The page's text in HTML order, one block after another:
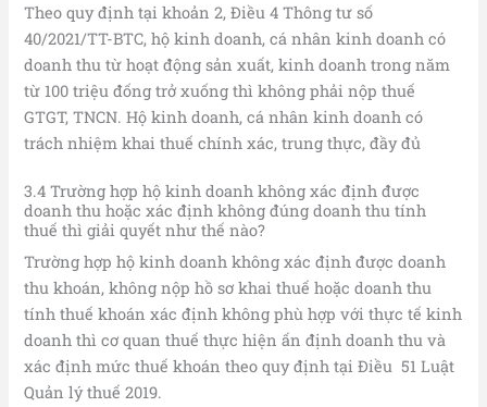
Theo quy định tại khoản 2, Điều 4 Thông tư số
40/2021/TT-BTC, hộ kinh doanh, cá nhân kinh doanh có
doanh thu từ hoạt động sản xuất, kinh doanh trong năm
từ 100 triệu đống trở xuống thì không phải nộp thuế
GTGT, TNCN. Hộ kinh doanh, cá nhân kinh doanh có
trách nhiệm khai thuế chính xác, trung thực, đầy đủ
3.4 Trường hợp hộ kinh doanh không xác định được
doanh thu hoặc xác định không đúng doanh thu tính
thuế thì giải quyết như thế nào?
Trường hợp hộ kinh doanh không xác định được doanh
thu khoán, không nộp hồ sơ khai thuế hoặc doanh thu
tính thuế khoán xác định không phù hợp với thực tế kinh
doanh thì cơ quan thuế thực hiện ấn định doanh thu và
xác định mức thuế khoán theo quy định tại Điều 51 Luật
Quản lý thuế 2019.